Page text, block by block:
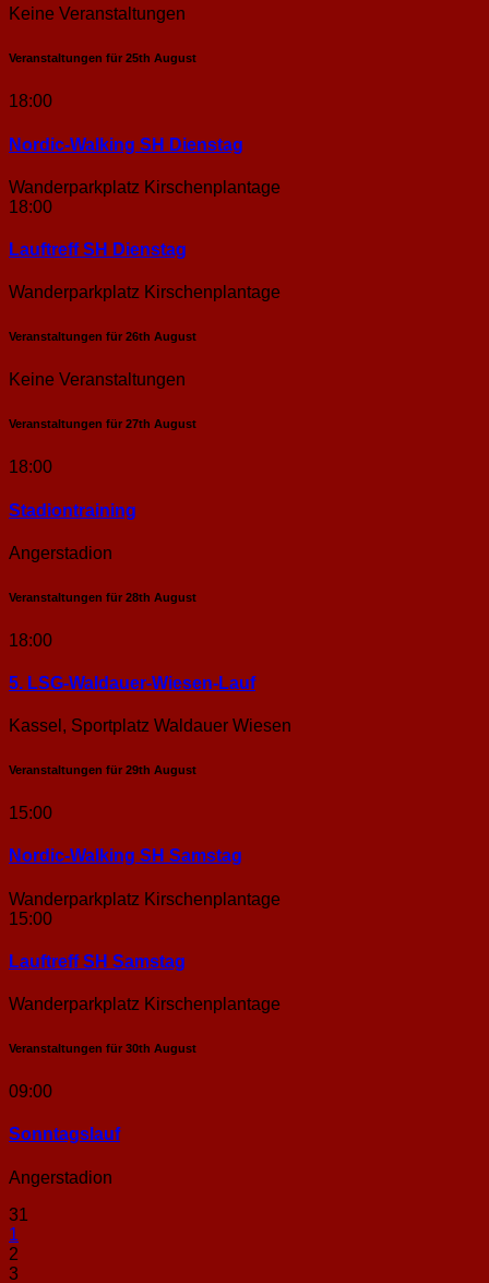
Keine Veranstaltungen
Veranstaltungen für 25th August
18:00
Nordic-Walking SH Dienstag
Wanderparkplatz Kirschenplantage
18:00
Lauftreff SH Dienstag
Wanderparkplatz Kirschenplantage
Veranstaltungen für 26th August
Keine Veranstaltungen
Veranstaltungen für 27th August
18:00
Stadion­training
Angerstadion
Veranstaltungen für 28th August
18:00
5. LSG-Waldauer-Wiesen-Lauf
Kassel, Sportplatz Waldauer Wiesen
Veranstaltungen für 29th August
15:00
Nordic-Walking SH Samstag
Wanderparkplatz Kirschenplantage
15:00
Lauftreff SH Samstag
Wanderparkplatz Kirschenplantage
Veranstaltungen für 30th August
09:00
Sonntags­lauf
Angerstadion
31
1
2
3